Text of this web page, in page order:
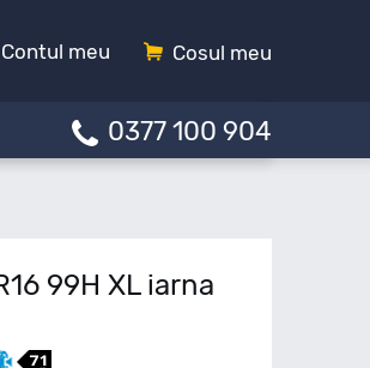
Cosul meu
Contul meu
0377 100 904
99H XL iarna